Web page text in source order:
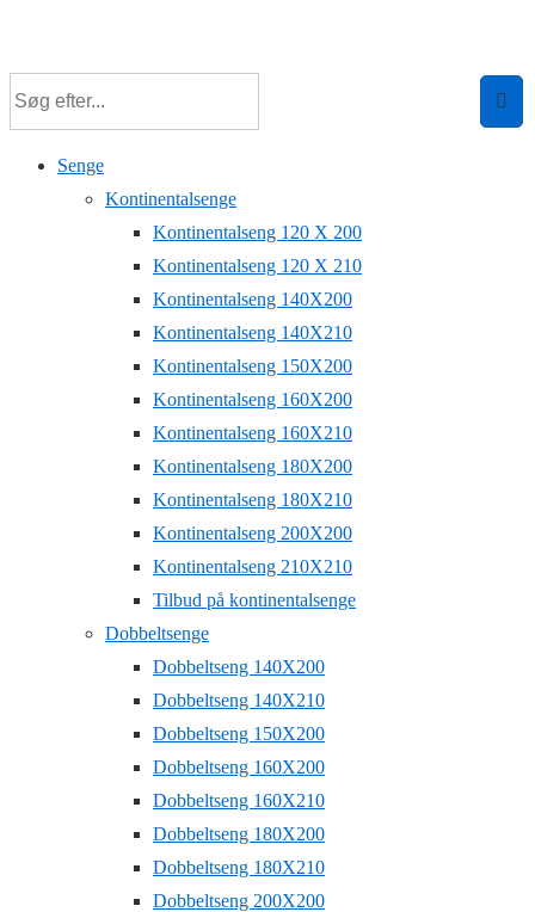
Senge
Kontinentalsenge
Kontinentalseng 120 X 200
Kontinentalseng 120 X 210
Kontinentalseng 140X200
Kontinentalseng 140X210
Kontinentalseng 150X200
Kontinentalseng 160X200
Kontinentalseng 160X210
Kontinentalseng 180X200
Kontinentalseng 180X210
Kontinentalseng 200X200
Kontinentalseng 210X210
Tilbud på kontinentalsenge
Dobbeltsenge
Dobbeltseng 140X200
Dobbeltseng 140X210
Dobbeltseng 150X200
Dobbeltseng 160X200
Dobbeltseng 160X210
Dobbeltseng 180X200
Dobbeltseng 180X210
Dobbeltseng 200X200